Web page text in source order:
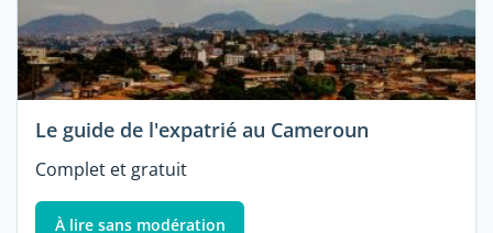
Le guide de l'expatrié au Cameroun
Complet et gratuit
À lire sans modération